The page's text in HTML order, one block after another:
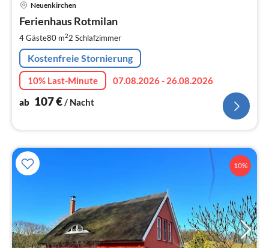
Neuenkirchen
Ferienhaus Rotmilan
4 Gäste80 m22 Schlafzimmer
Kostenfreie Stornierung
10% Last-Minute
07.08.2026 - 26.08.2026
ab 107€/ Nacht
10%